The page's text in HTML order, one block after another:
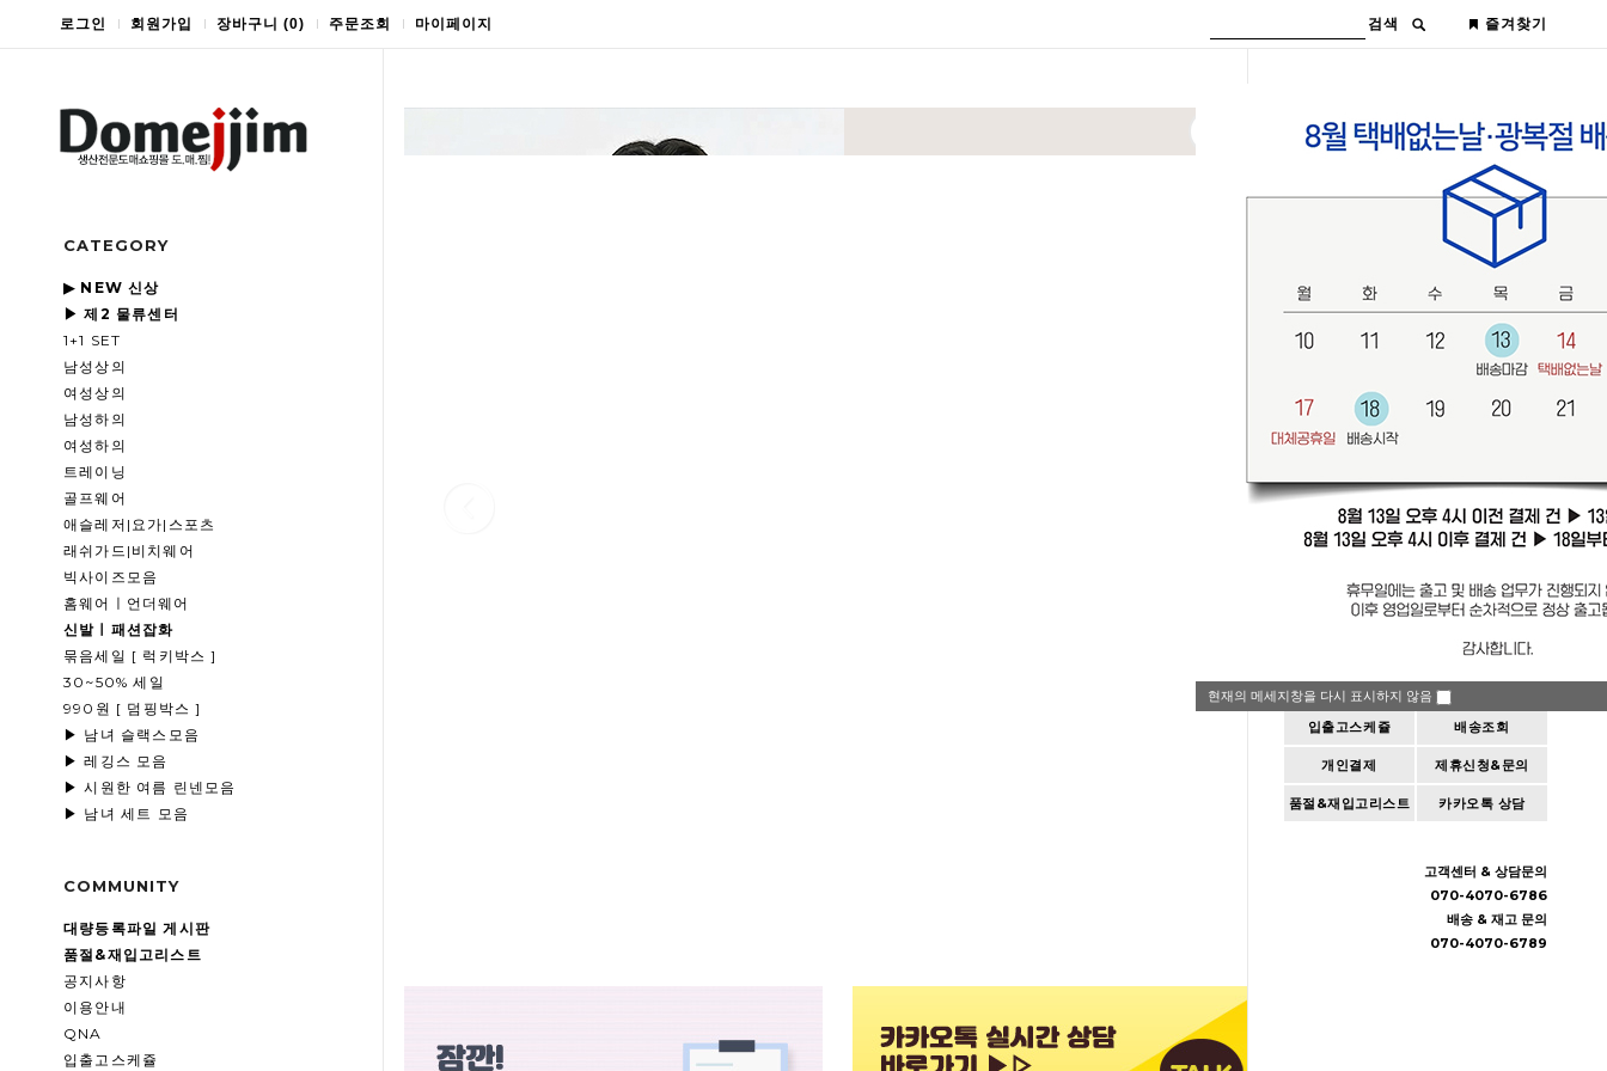
로그인 회원가입 장바구니 (0) 주문조회 마이페이지 검색 즐겨찾기
CATEGORY
▶ NEW 신상
▶ 제2 물류센터
1+1 SET
남성상의
여성상의
남성하의
여성하의
트레이닝
골프웨어
애슬레저|요가|스포츠
래쉬가드|비치웨어
빅사이즈모음
홈웨어ㅣ언더웨어
신발ㅣ패션잡화
묶음세일 [ 럭키박스 ]
30~50% 세일
990원 [ 덤핑박스 ]
▶ 남녀 슬랙스모음
▶ 레깅스 모음
▶ 시원한 여름 린넨모음
▶ 남녀 세트 모음
COMMUNITY
대량등록파일 게시판
품절&재입고리스트
공지사항
이용안내
QNA
입출고스케쥴
공지사항
★ 제 2 물류센터 OPEN ★
▶ 도매찜 브랜드 스토리
▶ 도매찜 이용안내
공지사항
입출고스케쥴 배송조회
개인결제 제휴신청&문의
품절&재입고리스트 카카오톡 상담
고객센터 & 상담문의
070-4070-6786
배송 & 재고 문의
070-4070-6789
현재의 메세지창을 다시 표시하지 않음